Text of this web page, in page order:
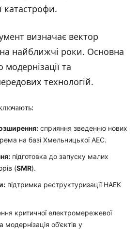
катастрофи.
визначає вектор
на найближчі роки. Основна
та
технологій.
сприяння зведенню нових
на базі Хмельницької АЕС.
підготовка до запуску малих
(SMR).
підтримка реструктуризації НАЕК
критичної електромережевої
модернізація об’єктів у